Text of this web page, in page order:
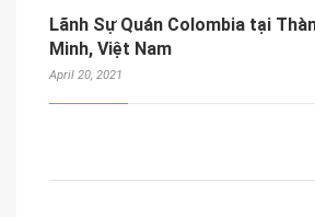
Lãnh Sự Quán Colombia tại
Minh, Việt Nam
April 20, 2021